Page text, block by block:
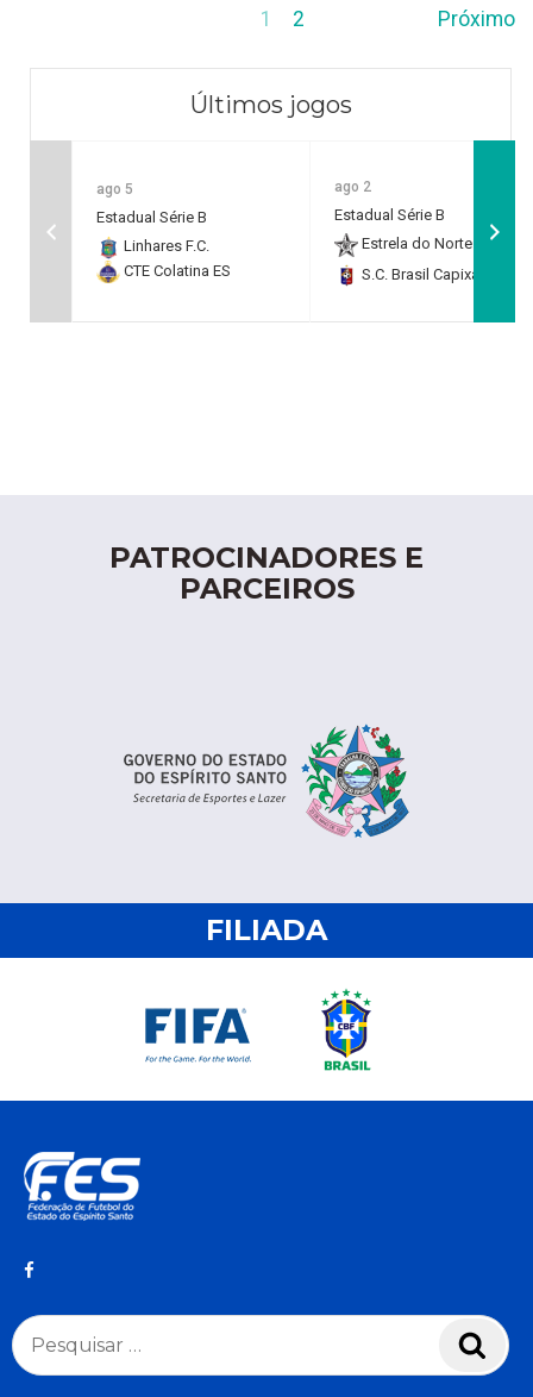
1 2 Próximo
Últimos jogos
ago 5
Estadual Série B
Linhares F.C.
CTE Colatina ES
ago 2
Estadual Série B
Estrela do Norte F.C.
S.C. Brasil Capixaba
PATROCINADORES E
PARCEIROS
FILIADA
Pesquisar
por: